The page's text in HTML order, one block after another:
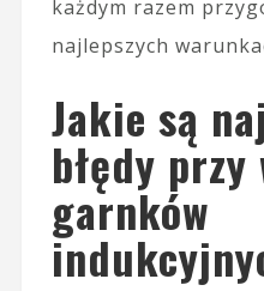
każdym razem
najlepszych
Jakie są
błędy przy
garnków